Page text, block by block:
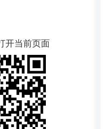
开当前页面